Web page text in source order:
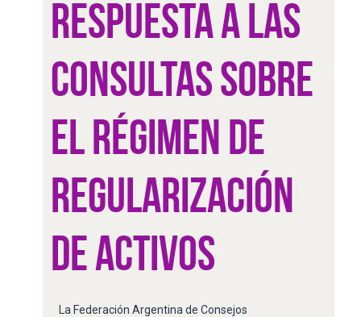
RESPUESTA A LAS
CONSULTAS SOBRE
EL RÉGIMEN DE
REGULARIZACIÓN
DE ACTIVOS
La Federación Argentina de Consejos